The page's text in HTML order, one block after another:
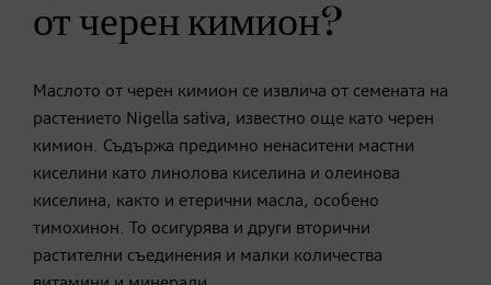
от черен кимион?
Маслото от черен кимион се извлича от семената на
растението Nigella sativa, известно още като черен
кимион. Съдържа предимно ненаситени мастни
киселини като линолова киселина и олеинова
киселина, както и етерични масла, особено
тимохинон. То осигурява и други вторични
растителни съединения и малки количества